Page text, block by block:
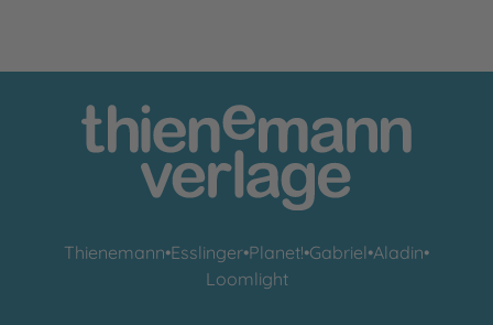
Thienemann•Esslinger•Planet!•Gabriel•Aladin•
Loomlight